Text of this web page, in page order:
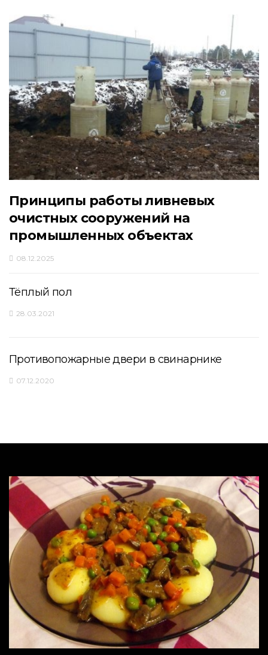
Принципы работы ливневых
очистных сооружений на
промышленных объектах
08.12.2025
Тёплый пол
28.03.2021
Противопожарные двери в свинарнике
07.12.2020